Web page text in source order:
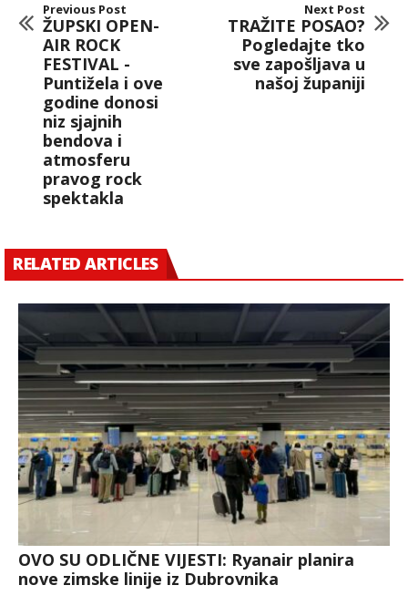
Previous Post
ŽUPSKI OPEN-
AIR ROCK
FESTIVAL -
Puntižela i ove
godine donosi
niz sjajnih
bendova i
atmosferu
pravog rock
spektakla
Next Post
TRAŽITE POSAO?
Pogledajte tko
sve zapošljava u
našoj županiji
RELATED ARTICLES
OVO SU ODLIČNE VIJESTI: Ryanair planira
nove zimske linije iz Dubrovnika